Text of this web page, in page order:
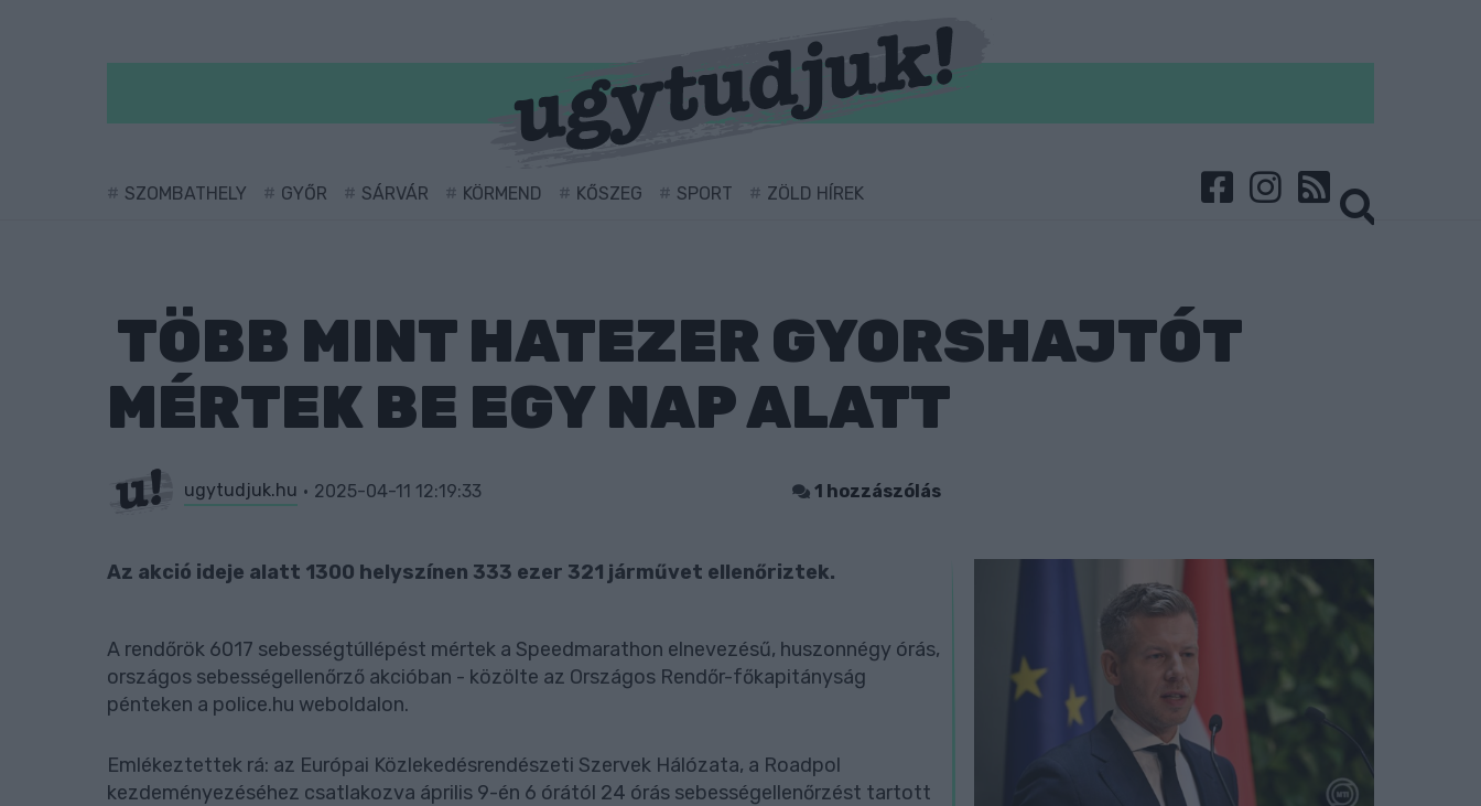
SZOMBATHELY GYŐR SÁRVÁR KÖRMEND KŐSZEG SPORT ZÖLD HÍREK
TÖBB MINT HATEZER GYORSHAJTÓT
MÉRTEK BE EGY NAP ALATT
ugytudjuk.hu 2025-04-11 12:19:33 1 hozzászólás
Az akció ideje alatt 1300 helyszínen 333 ezer 321 járművet ellenőriztek.
A rendőrök 6017 sebességtúllépést mértek a Speedmarathon elnevezésű, huszonnégy órás,
országos sebességellenőrző akcióban - közölte az Országos Rendőr-főkapitányság
pénteken a police.hu weboldalon.
Emlékeztettek rá: az Európai Közlekedésrendészeti Szervek Hálózata, a Roadpol
kezdeményezéséhez csatlakozva április 9-én 6 órától 24 órás sebességellenőrzést tartott